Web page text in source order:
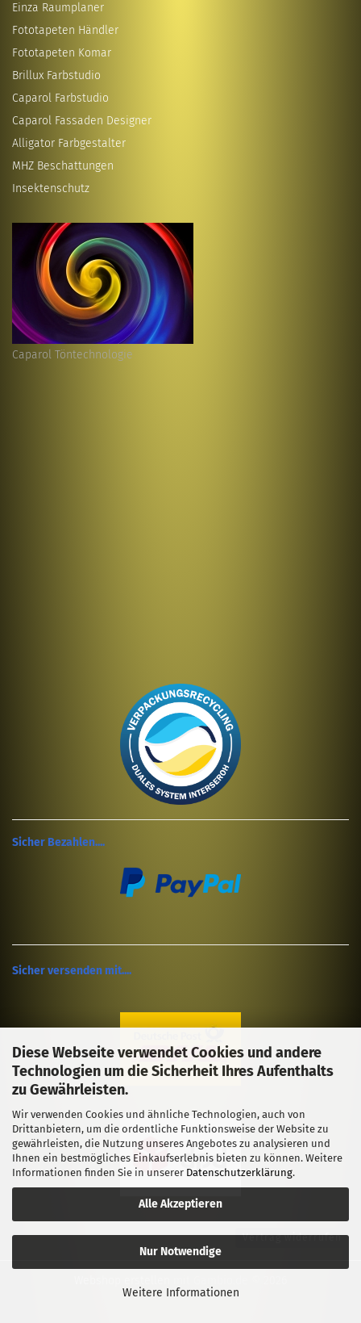
Diese Webseite verwendet Cookies und andere
Technologien um die Sicherheit Ihres Aufenthalts
zu Gewährleisten.
Wir verwenden Cookies und ähnliche Technologien, auch von
Drittanbietern, um die ordentliche Funktionsweise der Website zu
gewährleisten, die Nutzung unseres Angebotes zu analysieren und
Ihnen ein bestmögliches Einkaufserlebnis bieten zu können. Weitere
Informationen finden Sie in unserer Datenschutzerklärung.
Alle Akzeptieren
Nur Notwendige
Weitere Informationen
Einza Raumplaner
Fototapeten Händler
Fototapeten Komar
Brillux Farbstudio
Caparol Farbstudio
Caparol Fassaden Designer
Alligator Farbgestalter
MHZ Beschattungen
Insektenschutz
Caparol Töntechnologie
Sicher Bezahlen....
Sicher versenden mit....
Vertrag widerrufen